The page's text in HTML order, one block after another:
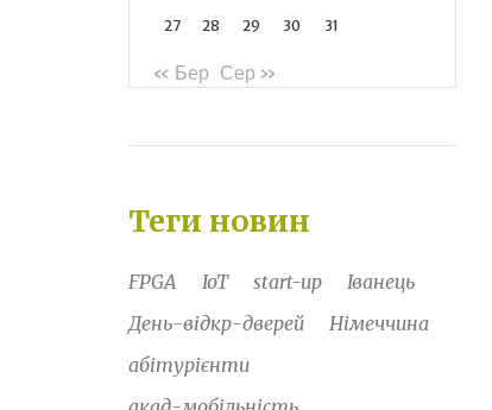
27 28 29 30 31
« Бер Сер »
Теги новин
FPGA IoT start-up
Іванець
День-відкр-дверей
Німеччина
абітурієнти